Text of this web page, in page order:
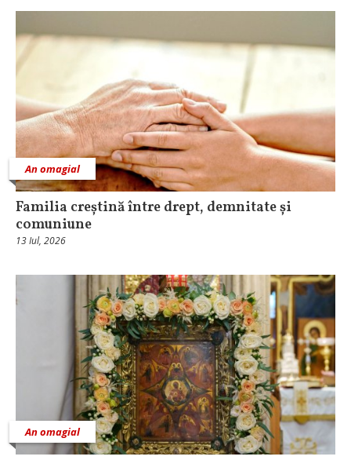
An omagial
Familia creștină între drept, demnitate și
comuniune
13 Iul, 2026
An omagial